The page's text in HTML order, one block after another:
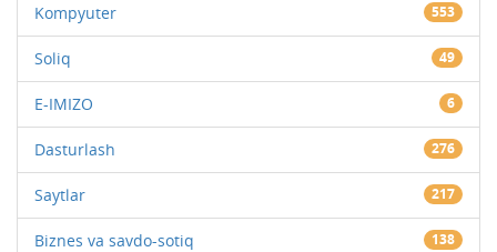
Kompyuter 553
Soliq 49
E-IMIZO 6
Dasturlash 276
Saytlar 217
Biznes va savdo-sotiq 138